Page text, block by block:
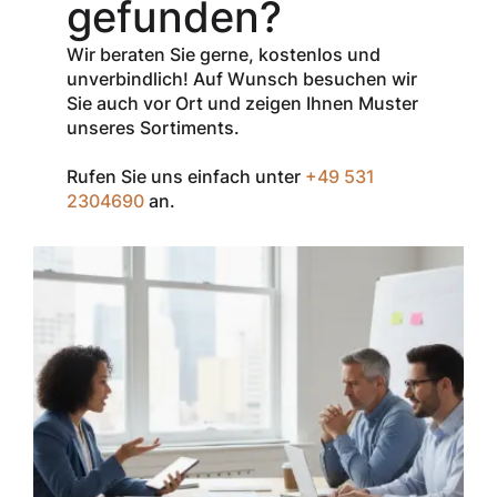
Verkaufspreis
aller Produkte
der Marke
InSpec von
Redditch
Zum Einlösen
geben Sie den
an der Kasse
ein.
nur einmal pro
Kunde
einsetzbar und
nicht
kombinierbar mit
anderen
gefunden?
Wir beraten Sie gerne, kostenlos und
unverbindlich! Auf Wunsch besuchen wir
Sie auch vor Ort und zeigen Ihnen Muster
unseres Sortiments.
Rufen Sie uns einfach unter +49 531
2304690 an.